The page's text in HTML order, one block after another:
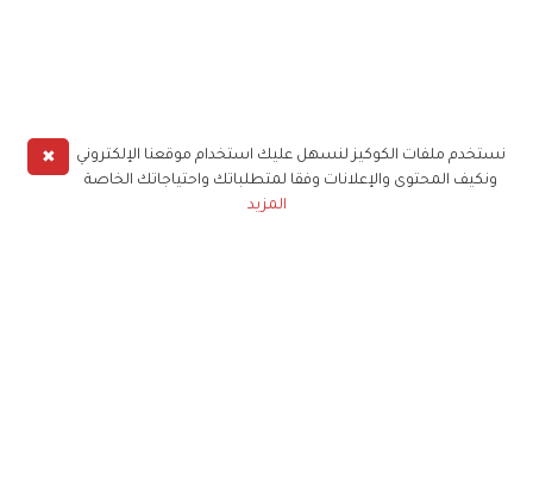
✖
نستخدم ملفات الكوكيز لنسهل عليك استخدام موقعنا الإلكتروني
ونكيف المحتوى والإعلانات وفقا لمتطلباتك واحتياجاتك الخاصة
المزيد